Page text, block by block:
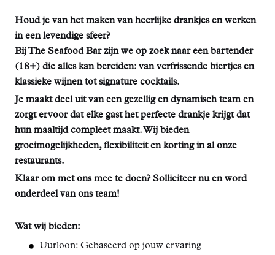
Houd je van het maken van heerlijke drankjes en werken
in een levendige sfeer?
Bij The Seafood Bar zijn we op zoek naar een bartender
(18+) die alles kan bereiden: van verfrissende biertjes en
klassieke wijnen tot signature cocktails.
Je maakt deel uit van een gezellig en dynamisch team en
zorgt ervoor dat elke gast het perfecte drankje krijgt dat
hun maaltijd compleet maakt. Wij bieden
groeimogelijkheden, flexibiliteit en korting in al onze
restaurants.
Klaar om met ons mee te doen? Solliciteer nu en word
onderdeel van ons team!
Wat wij bieden:
Uurloon: Gebaseerd op jouw ervaring